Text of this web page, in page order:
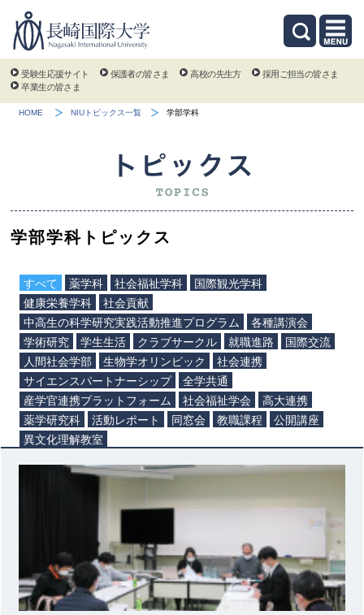
受験生応援サイト 保護者の皆さま 高校の先生方
採用ご担当の皆さま
卒業生の皆さま
HOME NIUトピックス一覧 学部学科
学部学科トピックス
すべて 薬学科 社会福祉学科
国際観光学科
健康栄養学科
社会貢献
中高生の科学研究実践活動推進プログラム
各種講演会
学術研究
学生生活 クラブサークル 就職進路
国際交流
人間社会学部
生物学オリンピック
社会連携
サイエンスパートナーシップ
全学共通
産学官連携プラットフォーム
社会福祉学会
高大連携
薬学研究科
活動レポート 同窓会 教職課程
公開講座
異文化理解教室